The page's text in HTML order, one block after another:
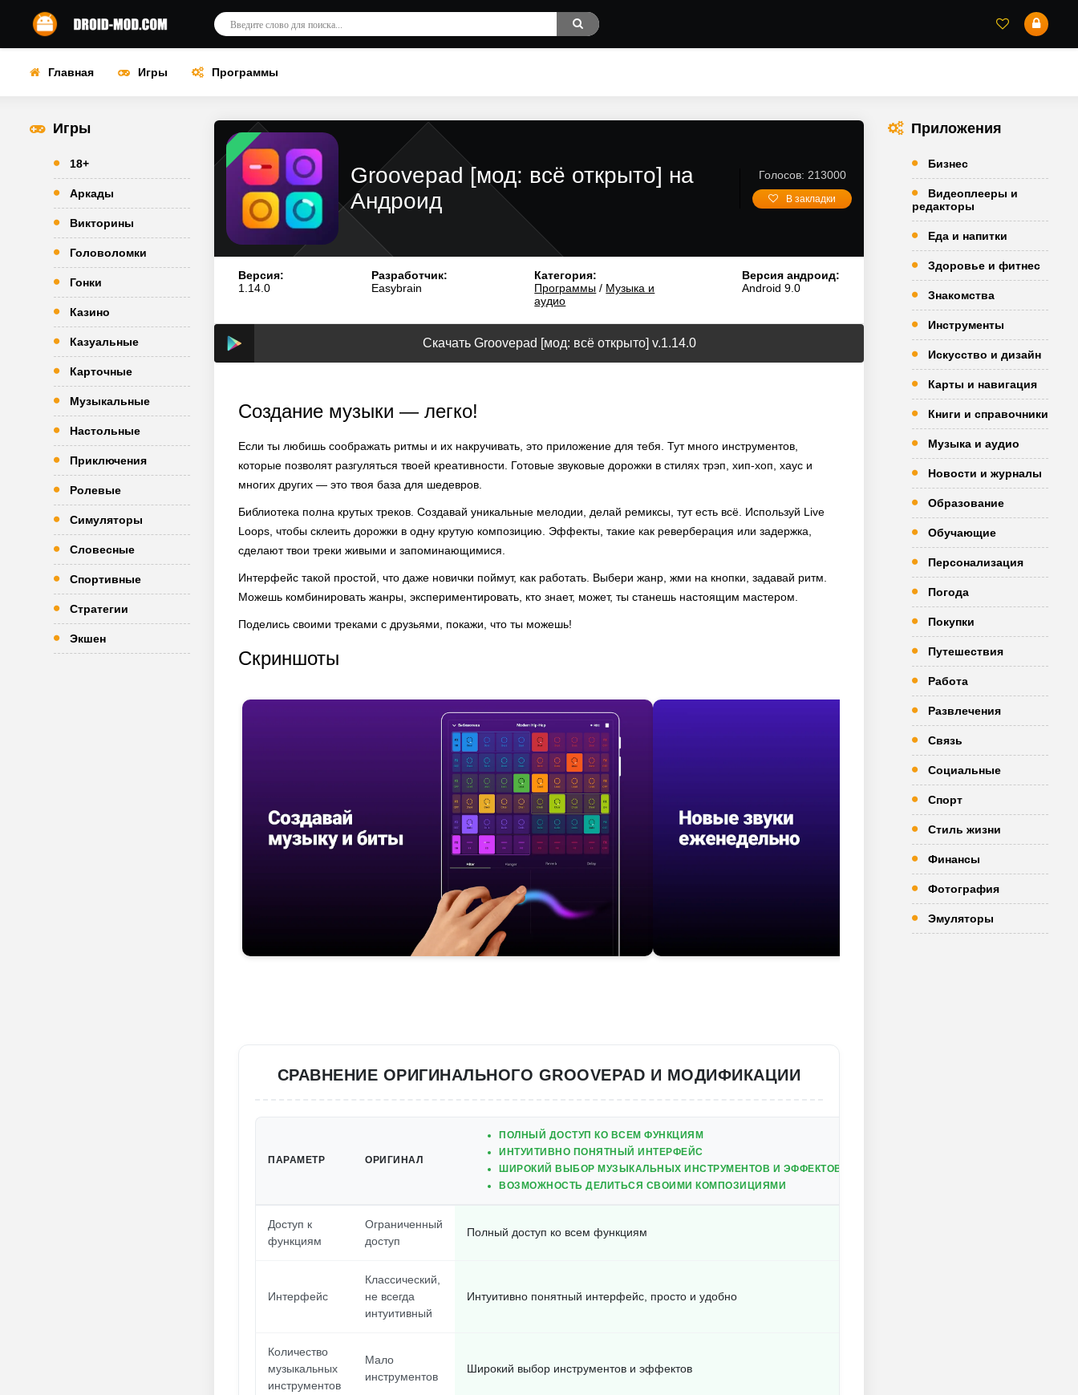
Главная Игры Программы
Игры
18+
Аркады
Викторины
Головоломки
Гонки
Казино
Казуальные
Карточные
Музыкальные
Настольные
Приключения
Ролевые
Симуляторы
Словесные
Спортивные
Стратегии
Экшен
Groovepad [мод: всё открыто] на
Андроид
Голосов: 213000
В закладки
Версия:
1.14.0
Разработчик:
Easybrain
Категория:
Программы / Музыка и
аудио
Версия андроид:
Android 9.0
Скачать Groovepad [мод: всё открыто] v.1.14.0
Создание музыки — легко!
Если ты любишь соображать ритмы и их накручивать, это приложение для тебя. Тут много инструментов,
которые позволят разгуляться твоей креативности. Готовые звуковые дорожки в стилях трэп, хип-хоп, хаус и
многих других — это твоя база для шедевров.
Библиотека полна крутых треков. Создавай уникальные мелодии, делай ремиксы, тут есть всё. Используй Live
Loops, чтобы склеить дорожки в одну крутую композицию. Эффекты, такие как реверберация или задержка,
сделают твои треки живыми и запоминающимися.
Интерфейс такой простой, что даже новички поймут, как работать. Выбери жанр, жми на кнопки, задавай ритм.
Можешь комбинировать жанры, экспериментировать, кто знает, может, ты станешь настоящим мастером.
Поделись своими треками с друзьями, покажи, что ты можешь!
Скриншоты
СРАВНЕНИЕ ОРИГИНАЛЬНОГО GROOVEPAD И МОДИФИКАЦИИ
ПАРАМЕТР ОРИГИНАЛ
ПОЛНЫЙ ДОСТУП КО ВСЕМ ФУНКЦИЯМ
ИНТУИТИВНО ПОНЯТНЫЙ ИНТЕРФЕЙС
ШИРОКИЙ ВЫБОР МУЗЫКАЛЬНЫХ ИНСТРУМЕНТОВ И ЭФФЕКТОВ
ВОЗМОЖНОСТЬ ДЕЛИТЬСЯ СВОИМИ КОМПОЗИЦИЯМИ
Доступ к
функциям
Ограниченный
доступ
Полный доступ ко всем функциям
Интерфейс
Классический,
не всегда
интуитивный
Интуитивно понятный интерфейс, просто и удобно
Количество
музыкальных
инструментов
Мало
инструментов
Широкий выбор инструментов и эффектов
Приложения
Бизнес
Видеоплееры и
редакторы
Еда и напитки
Здоровье и фитнес
Знакомства
Инструменты
Искусство и дизайн
Карты и навигация
Книги и справочники
Музыка и аудио
Новости и журналы
Образование
Обучающие
Персонализация
Погода
Покупки
Путешествия
Работа
Развлечения
Связь
Социальные
Спорт
Стиль жизни
Финансы
Фотография
Эмуляторы